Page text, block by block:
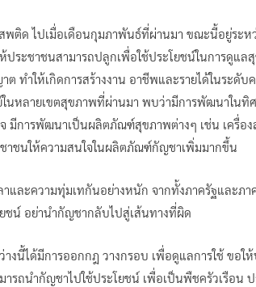
ติด ไปเมื่อเดือนกุมภาพันธ์ที่ผ่านมา ขณะนี้อยู่ระห
ระชาชนสามารถปลูกเพื่อใช้ประโยชน์ในการดูแล
ทำให้เกิดการสร้างงาน อาชีพและรายได้ในระดับ
นหลายเขตสุขภาพที่ผ่านมา พบว่ามีการพัฒนาในทิ
การพัฒนาเป็นผลิตภัณฑ์สุขภาพต่างๆ เช่น เครื่อง
าชนให้ความสนใจในผลิตภัณฑ์กัญชาเพิ่มมากขึ้น
าและความทุ่มเทกันอย่างหนัก จากทั้งภาครัฐและภา
ชน์ อย่านำกัญชากลับไปสู่เส้นทางที่ผิด
นี้ได้มีการออกกฎ วางกรอบ เพื่อดูแลการใช้ ขอใ
รถนำกัญชาไปใช้ประโยชน์ เพื่อเป็นพืชครัวเรือน